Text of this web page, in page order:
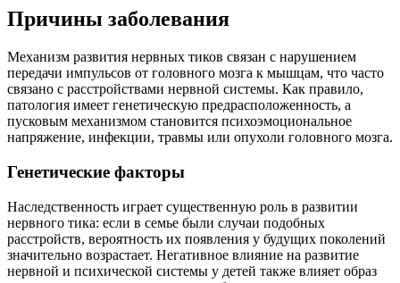
Причины заболевания
Механизм развития нервных тиков связан с нарушением
передачи импульсов от головного мозга к мышцам, что часто
связано с расстройствами нервной системы. Как правило,
патология имеет генетическую предрасположенность, а
пусковым механизмом становится психоэмоциональное
напряжение, инфекции, травмы или опухоли головного мозга.
Генетические факторы
Наследственность играет существенную роль в развитии
нервного тика: если в семье были случаи подобных
расстройств, вероятность их появления у будущих поколений
значительно возрастает. Негативное влияние на развитие
нервной и психической системы у детей также влияет образ